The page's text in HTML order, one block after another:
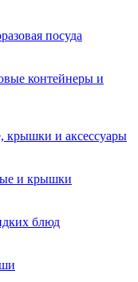
посуда
контейнеры и
крышки и аксессуары
и крышки
блюд